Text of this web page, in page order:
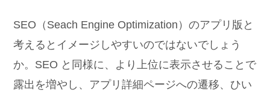
SEO（Seach Engine Optimization）のアプリ版と
考えるとイメージしやすいのではないでしょう
か。SEO と同様に、より上位に表示させることで
露出を増やし、アプリ詳細ページへの遷移、ひい